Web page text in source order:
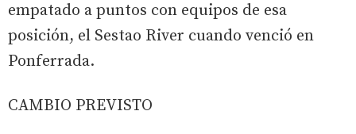
empatado a puntos con equipos de esa
posición, el Sestao River cuando venció en
Ponferrada.
CAMBIO PREVISTO